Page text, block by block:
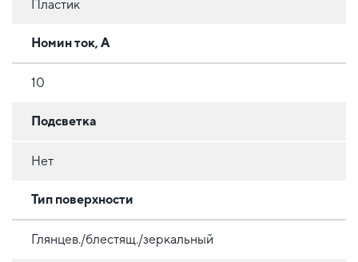
Пластик
Номин ток, А
10
Подсветка
Нет
Тип поверхности
Глянцев./блестящ./зеркальный